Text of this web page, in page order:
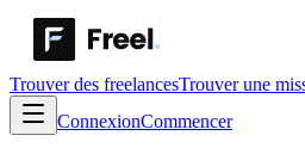
Trouver des freelancesTrouver une
ConnexionCommencer